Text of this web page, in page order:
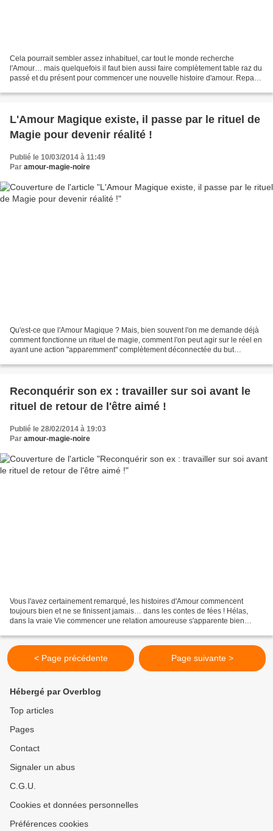
Cela pourrait sembler assez inhabituel, car tout le monde recherche
l'Amour… mais quelquefois il faut bien aussi faire complètement table raz du
passé et du présent pour commencer une nouvelle histoire d'amour. Repartir
L'Amour Magique existe, il passe par le rituel de
Magie pour devenir réalité !
Publié le 10/03/2014 à 11:49
Par amour-magie-noire
Qu'est-ce que l'Amour Magique ? Mais, bien souvent l'on me demande déjà
comment fonctionne un rituel de magie, comment l'on peut agir sur le réel en
ayant une action "apparemment" complètement déconnectée du but
Reconquérir son ex : travailler sur soi avant le
rituel de retour de l'être aimé !
Publié le 28/02/2014 à 19:03
Par amour-magie-noire
Vous l'avez certainement remarqué, les histoires d'Amour commencent
toujours bien et ne se finissent jamais… dans les contes de fées ! Hélas,
dans la vraie Vie commencer une relation amoureuse s'apparente bien
< Page précédente Page suivante >
Hébergé par Overblog
Top articles
Pages
Contact
Signaler un abus
C.G.U.
Cookies et données personnelles
Préférences cookies